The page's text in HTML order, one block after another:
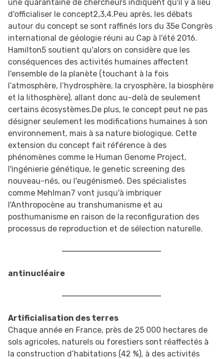
une quarantaine de chercheurs indiquent qu'il y a lieu
d'officialiser le concept2,3,4.Peu après, les débats
autour du concept se sont raffinés lors du 35e Congrès
international de géologie réuni au Cap à l'été 2016.
Hamilton5 soutient qu'alors on considère que les
conséquences des activités humaines affectent
l'ensemble de la planète (touchant à la fois
l’atmosphère, l’hydrosphère, la cryosphère, la biosphère
et la lithosphère), allant donc au-delà de seulement
certains écosystèmes.De plus, le concept peut ne pas
désigner seulement les modifications humaines à son
environnement, mais à sa nature biologique. Cette
extension du concept fait référence à des
phénomènes comme le Human Genome Project,
l'ingénierie génétique, le genetic screening des
nouveau-nés, ou l'eugénisme6. Des spécialistes
comme Mehlman7 vont jusqu'à imbriquer
l'Anthropocène au transhumanisme et au
posthumanisme en raison de la reconfiguration des
processus de reproduction et de sélection naturelle.
antinucléaire
Artificialisation des terres
Chaque année en France, près de 25 000 hectares de
sols agricoles, naturels ou forestiers sont réaffectés à
la construction d’habitations (42 %), à des activités